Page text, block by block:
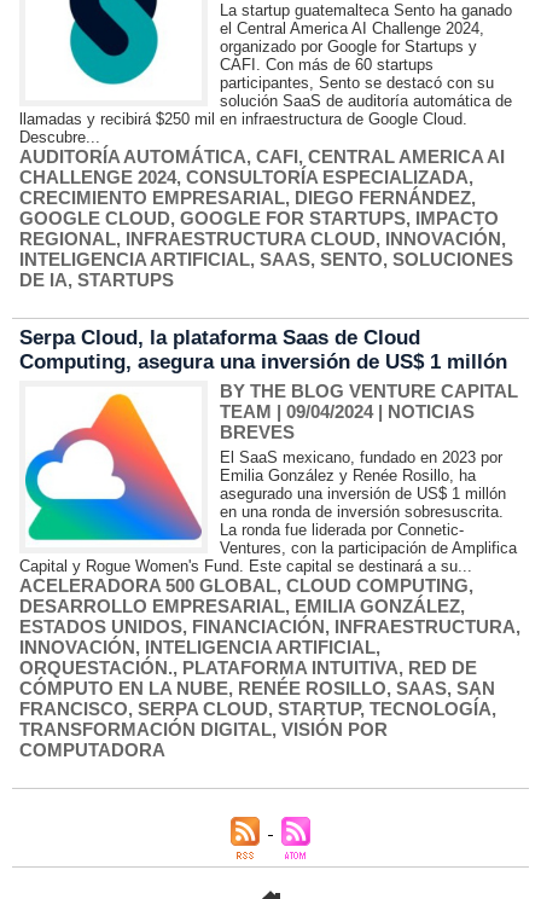
La startup guatemalteca Sento ha ganado
el Central America AI Challenge 2024,
organizado por Google for Startups y
CAFI. Con más de 60 startups
participantes, Sento se destacó con su
solución SaaS de auditoría automática de
llamadas y recibirá $250 mil en infraestructura de Google Cloud.
Descubre...
AUDITORÍA AUTOMÁTICA, CAFI, CENTRAL AMERICA AI
CHALLENGE 2024, CONSULTORÍA ESPECIALIZADA,
CRECIMIENTO EMPRESARIAL, DIEGO FERNÁNDEZ,
GOOGLE CLOUD, GOOGLE FOR STARTUPS, IMPACTO
REGIONAL, INFRAESTRUCTURA CLOUD, INNOVACIÓN,
INTELIGENCIA ARTIFICIAL, SAAS, SENTO, SOLUCIONES
DE IA, STARTUPS
Serpa Cloud, la plataforma Saas de Cloud
Computing, asegura una inversión de US$ 1 millón
BY THE BLOG VENTURE CAPITAL
TEAM | 09/04/2024| NOTICIAS
BREVES
El SaaS mexicano, fundado en 2023 por
Emilia González y Renée Rosillo, ha
asegurado una inversión de US$ 1 millón
en una ronda de inversión sobresuscrita.
La ronda fue liderada por Connetic-
Ventures, con la participación de Amplifica
Capital y Rogue Women's Fund. Este capital se destinará a su...
ACELERADORA 500 GLOBAL, CLOUD COMPUTING,
DESARROLLO EMPRESARIAL, EMILIA GONZÁLEZ,
ESTADOS UNIDOS, FINANCIACIÓN, INFRAESTRUCTURA,
INNOVACIÓN, INTELIGENCIA ARTIFICIAL,
ORQUESTACIÓN., PLATAFORMA INTUITIVA, RED DE
CÓMPUTO EN LA NUBE, RENÉE ROSILLO, SAAS, SAN
FRANCISCO, SERPA CLOUD, STARTUP, TECNOLOGÍA,
TRANSFORMACIÓN DIGITAL, VISIÓN POR
COMPUTADORA